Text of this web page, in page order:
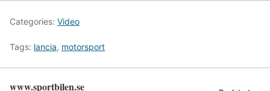
Categories: Video
Tags: lancia, motorsport
www.sportbilen.se